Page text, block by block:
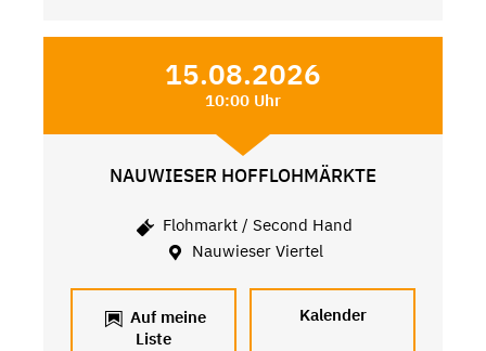
15.08.2026
10:00 Uhr
NAUWIESER HOFFLOHMÄRKTE
Flohmarkt / Second Hand
Nauwieser Viertel
Auf meine
Liste
Kalender